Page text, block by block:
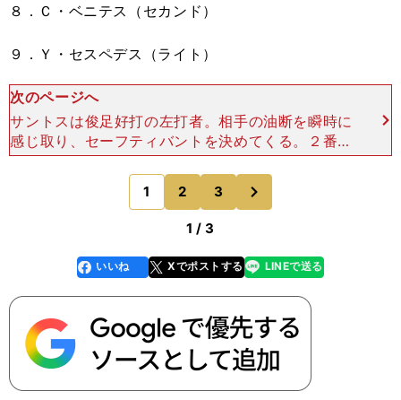
８．Ｃ・ベニテス（セカンド）
９．Ｙ・セスペデス（ライト）
次のページへ
サントスは俊足好打の左打者。相手の油断を瞬時に
感じ取り、セーフティバントを決めてくる。２番の
マンドゥレイはバットコントロールが巧みな攻撃的
２番。当然のことではあるが、このふたりが出塁す
るかどうかで、得
1 2 3
1 / 3
faceboo
k
いいね Xでポストする
line LINEで送る